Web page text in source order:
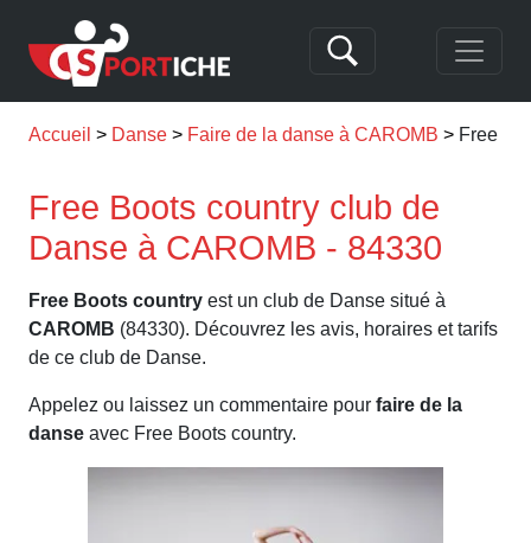
Accueil Danse Faire de la danse à CAROMB Free
Free Boots country club de
Danse à CAROMB - 84330
Free Boots country est un club de Danse situé à
CAROMB (84330). Découvrez les avis, horaires et tarifs
de ce club de Danse.
Appelez ou laissez un commentaire pour faire de la
danse avec Free Boots country.